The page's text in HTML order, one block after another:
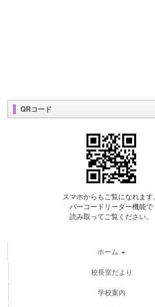
QRコード
スマホからもご覧になれます。
バーコードリーダー機能で
読み取ってご覧ください。
ホーム
校長室だより
学校案内